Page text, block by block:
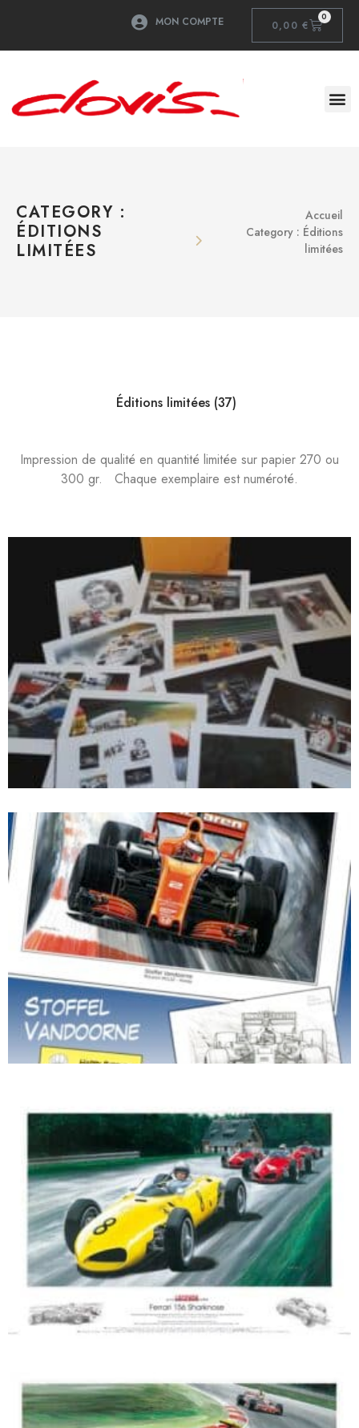
MON COMPTE 0,00€
0
CATEGORY :
ÉDITIONS
LIMITÉES
Accueil
Category : Éditions
limitées
catégories
Éditions limitées (37)
Impression de qualité en quantité limitée sur papier 270 ou
300 gr. Chaque exemplaire est numéroté.